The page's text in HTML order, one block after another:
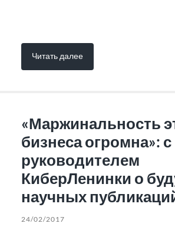
Читать далее
«Маржинальность
бизнеса огромна»: с
руководителем
КиберЛенинки о
научных
24/02/2017